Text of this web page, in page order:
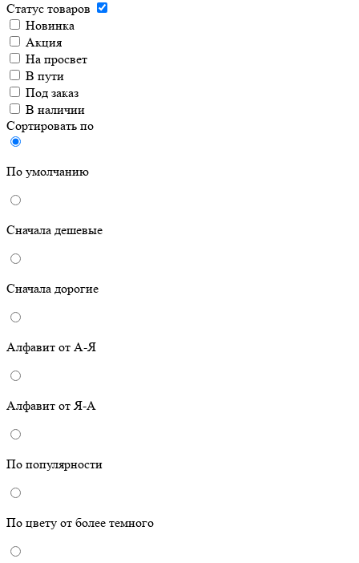
Статус товаров
Новинка
Акция
На просвет
В пути
Под заказ
В наличии
Сортировать по
По умолчанию
Сначала дешевые
Сначала дорогие
Алфавит от А-Я
Алфавит от Я-А
По популярности
По цвету от более темного